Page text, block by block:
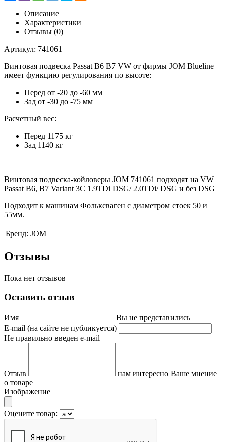
Описание
Характеристики
Отзывы (0)
Артикул: 741061
Винтовая подвеска Passat B6 B7 VW от фирмы JOM Blueline
имеет функцию регулирования по высоте:
Перед от -20 до -60 мм
Зад от -30 до -75 мм
Расчетный вес:
Перед 1175 кг
Зад 1140 кг
Винтовая подвеска-койловеры JOM 741061 подходят на VW
Passat B6, B7 Variant 3C 1.9TDi DSG/ 2.0TDi/ DSG и без DSG
Подходит к машинам Фольксваген с диаметром стоек 50 и
55мм.
Бренд: JOM
Отзывы
Пока нет отзывов
Оставить отзыв
Имя
Вы не представились
E-mail (на сайте не публикуется)
Не правильно введен e-mail
Отзыв
нам интересно Ваше мнение
о товаре
Изображение
Оцените товар: